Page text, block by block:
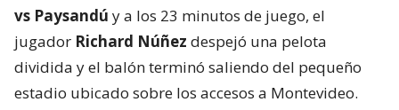
vs Paysandú y a los 23 minutos de juego, el
jugador Richard Núñez despejó una pelota
dividida y el balón terminó saliendo del pequeño
estadio ubicado sobre los accesos a Montevideo.